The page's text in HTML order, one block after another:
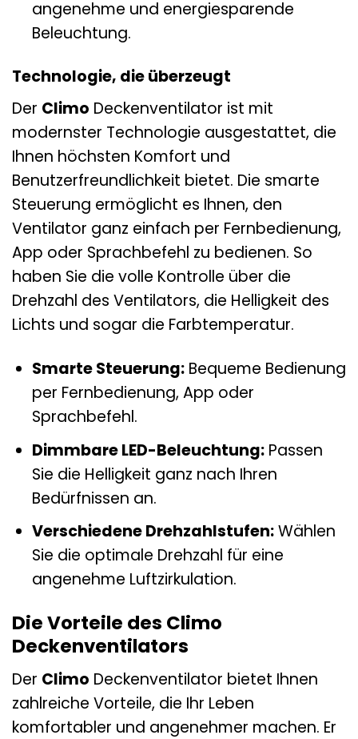
angenehme und energiesparende
Beleuchtung.
Technologie, die überzeugt
Der Climo Deckenventilator ist mit
modernster Technologie ausgestattet, die
Ihnen höchsten Komfort und
Benutzerfreundlichkeit bietet. Die smarte
Steuerung ermöglicht es Ihnen, den
Ventilator ganz einfach per Fernbedienung,
App oder Sprachbefehl zu bedienen. So
haben Sie die volle Kontrolle über die
Drehzahl des Ventilators, die Helligkeit des
Lichts und sogar die Farbtemperatur.
Smarte Steuerung:Bequeme Bedienung
per Fernbedienung, App oder
Sprachbefehl.
Dimmbare LED-Beleuchtung:Passen
Sie die Helligkeit ganz nach Ihren
Bedürfnissen an.
Verschiedene Drehzahlstufen:Wählen
Sie die optimale Drehzahl für eine
angenehme Luftzirkulation.
Die Vorteile des Climo
Deckenventilators
Der Climo Deckenventilator bietet Ihnen
zahlreiche Vorteile, die Ihr Leben
komfortabler und angenehmer machen. Er